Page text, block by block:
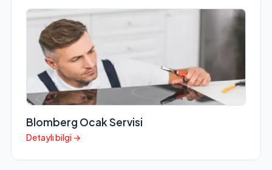
Blomberg Ocak Servisi
Detaylı bilgi →